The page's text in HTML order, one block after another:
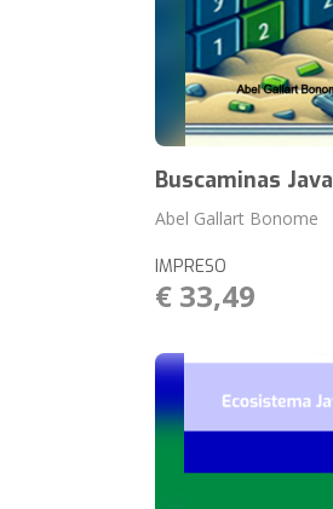
Buscaminas
Abel Gallart Bonome
IMPRESO
€ 33,49